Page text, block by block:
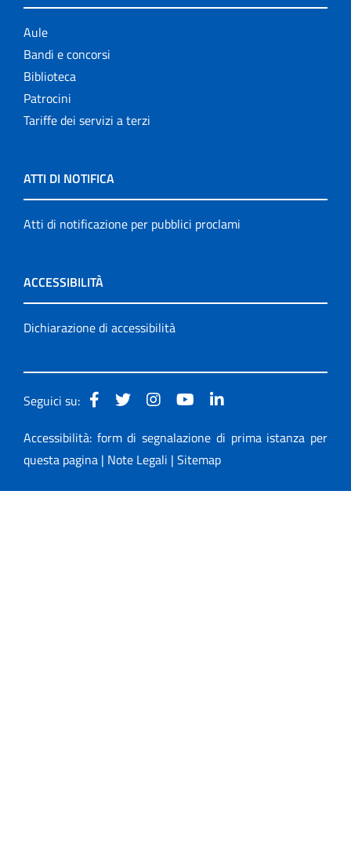
Aule
Bandi e concorsi
Biblioteca
Patrocini
Tariffe dei servizi a terzi
ATTI DI NOTIFICA
Atti di notificazione per pubblici proclami
ACCESSIBILITÀ
Dichiarazione di accessibilità
Seguici su:
Accessibilità: form di segnalazione di prima istanza per
questa pagina | Note Legali | Sitemap